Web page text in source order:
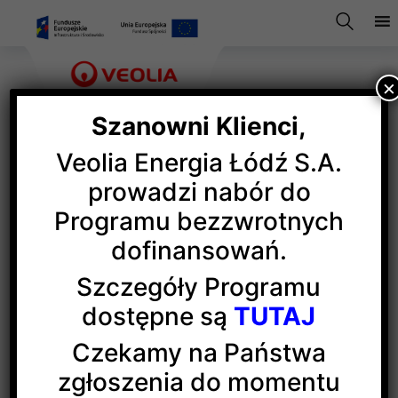
Veolia Energia Łódź Firmą
Roku 2024
Veolia Energia Łódź z tytułem Firma Roku 2024
w rankingu „Złota Setka Łódzkiego”, unikatowego
zestawienia gospodarczego, prezentującego sto
firm o największych przychodach.
Szanowni Klienci,
Veolia Energia Łódź S.A.
prowadzi nabór do
Programu bezzwrotnych
dofinansowań.
Szczegóły Programu
dostępne są TUTAJ
Czekamy na Państwa
zgłoszenia do momentu
×